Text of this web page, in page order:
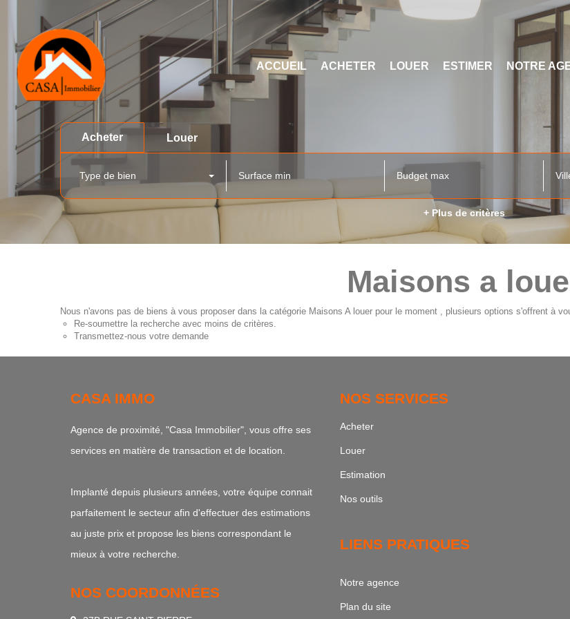
ACCUEIL ACHETER LOUER ESTIMER NOTRE
Acheter Louer
Type de bien
+ Plus de critères
Maisons a
Nous n'avons pas de biens à vous proposer dans la catégorie Maisons A louer pour le moment , plusieurs options s'offrent à
Re-soumettre la recherche avec moins de critères.
Transmettez-nous votre demande
CASA IMMO
Agence de proximité, "Casa Immobilier", vous offre ses
services en matière de transaction et de location.
Implanté depuis plusieurs années, votre équipe connait
parfaitement le secteur afin d'effectuer des estimations
au juste prix et propose les biens correspondant le
mieux à votre recherche.
NOS COORDONNÉES
NOS SERVICES
Acheter
Louer
Estimation
Nos outils
LIENS PRATIQUES
Notre agence
Plan du site